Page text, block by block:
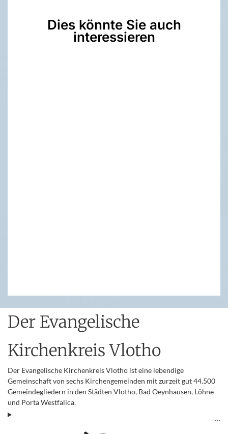
Dies könnte Sie auch
interessieren
Der Evangelische
Kirchenkreis Vlotho
Der Evangelische Kirchenkreis Vlotho ist eine lebendige
Gemeinschaft von sechs Kirchengemeinden mit zurzeit gut 44.500
Gemeindegliedern in den Städten Vlotho, Bad Oeynhausen, Löhne
und Porta Westfalica.